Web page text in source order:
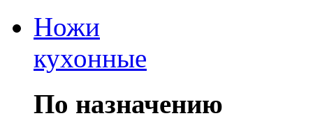
Ножи
кухонные
По назначению